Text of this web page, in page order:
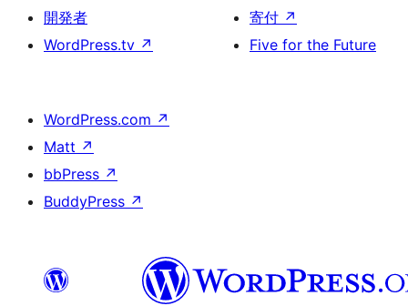
開発者
WordPress.tv ↗
寄付 ↗
Five for the Future
WordPress.com ↗
Matt ↗
bbPress ↗
BuddyPress ↗